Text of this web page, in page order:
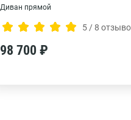
Диван прямой
5 / 8
98 700 ₽